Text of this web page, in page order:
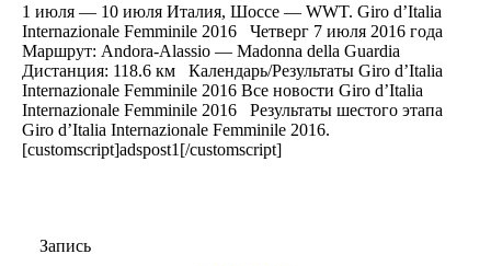
1 июля — 10 июля Италия, Шоссе — WWT. Giro d’Italia
Internazionale Femminile 2016 Четверг 7 июля 2016 года
Маршрут: Andora-Alassio — Madonna della Guardia
Дистанция: 118.6 км Календарь/Результаты Giro d’Italia
Internazionale Femminile 2016 Все новости Giro d’Italia
Internazionale Femminile 2016 Результаты шестого этапа
Giro d’Italia Internazionale Femminile 2016.
[customscript]adspost1[/customscript]
Запись